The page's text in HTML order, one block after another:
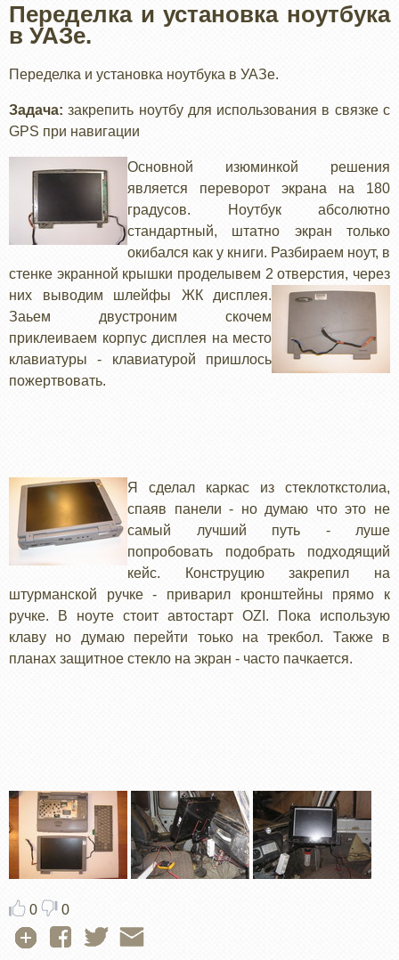
Переделка и установка ноутбука
в УАЗе.
Переделка и установка ноутбука в УАЗе.
Задача: закрепить ноутбу для использования в связке с
GPS при навигации
Основной изюминкой решения
является переворот экрана на 180
градусов. Ноутбук абсолютно
стандартный, штатно экран только
окибался как у книги. Разбираем ноут, в
стенке экранной крышки проделывем 2 отверстия, через
них выводим шлейфы ЖК дисплея.
Заьем двустроним скочем
приклеиваем корпус дисплея на место
клавиатуры - клавиатурой пришлось
пожертвовать.
Я сделал каркас из стеклоткстолиа,
спаяв панели - но думаю что это не
самый лучший путь - луше
попробовать подобрать подходящий
кейс. Конструцию закрепил на
штурманской ручке - приварил кронштейны прямо к
ручке. В ноуте стоит автостарт OZI. Пока использую
клаву но думаю перейти тоько на трекбол. Также в
планах защитное стекло на экран - часто пачкается.
0 0